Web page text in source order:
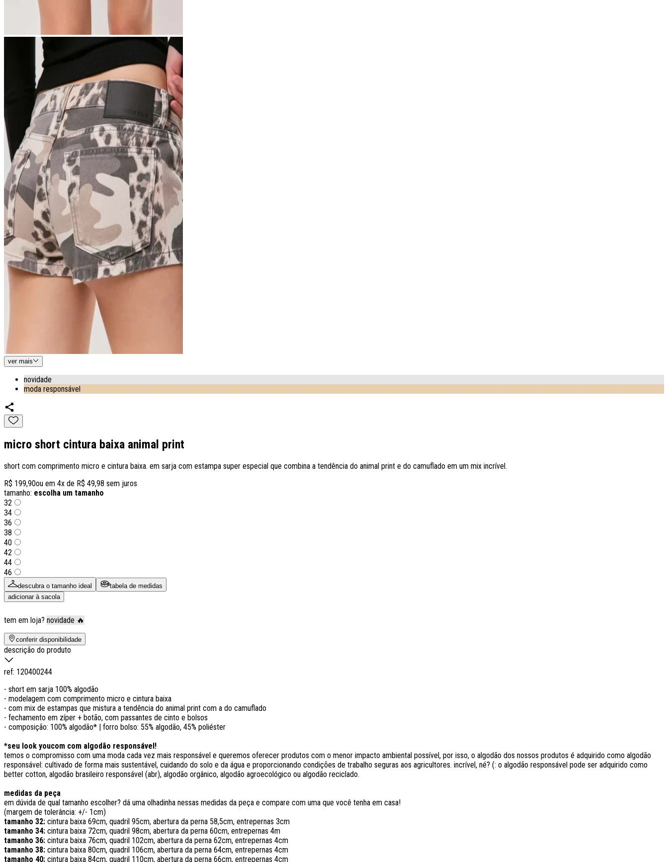
ver mais
novidade
moda responsável
micro short cintura baixa animal print
short com comprimento micro e cintura baixa. em sarja com estampa super especial que combina a tendência do animal print e do camuflado em um mix incrível.
R$ 199,90ou em 4x de R$ 49,98 sem juros
tamanho: escolha um tamanho
32
34
36
38
40
42
44
46
descubra o tamanho ideal
tabela de medidas
adicionar à sacola
tem em loja? novidade 🔥
conferir disponibilidade
descrição do produto
ref: 120400244
- short em sarja 100% algodão
- modelagem com comprimento micro e cintura baixa
- com mix de estampas que mistura a tendência do animal print com a do camuflado
- fechamento em zíper + botão, com passantes de cinto e bolsos
- composição: 100% algodão* | forro bolso: 55% algodão, 45% poliéster
*seu look youcom com algodão responsável!
temos o compromisso com uma moda cada vez mais responsável e queremos oferecer produtos com o menor impacto ambiental possível, por isso, o algodão dos nossos produtos é adquirido como algodão
responsável: cultivado de forma mais sustentável, cuidando do solo e da água e proporcionando condições de trabalho seguras aos agricultores. incrível, né? (: o algodão responsável pode ser adquirido como
better cotton, algodão brasileiro responsável (abr), algodão orgânico, algodão agroecológico ou algodão reciclado.
medidas da peça
em dúvida de qual tamanho escolher? dá uma olhadinha nessas medidas da peça e compare com uma que você tenha em casa!
(margem de tolerância: +/- 1cm)
tamanho 32: cintura baixa 69cm, quadril 95cm, abertura da perna 58,5cm, entrepernas 3cm
tamanho 34: cintura baixa 72cm, quadril 98cm, abertura da perna 60cm, entrepernas 4m
tamanho 36: cintura baixa 76cm, quadril 102cm, abertura da perna 62cm, entrepernas 4cm
tamanho 38: cintura baixa 80cm, quadril 106cm, abertura da perna 64cm, entrepernas 4cm
tamanho 40: cintura baixa 84cm, quadril 110cm, abertura da perna 66cm, entrepernas 4cm